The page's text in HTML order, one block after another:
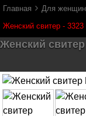
Главная › Для женщин
Женский свитер - 3323
Женский свитер